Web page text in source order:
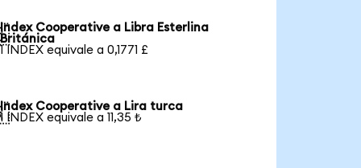
Index Cooperative a Libra Esterlina
Británica
1 INDEX equivale a 0,1771 £
Index Cooperative a Lira turca
1 INDEX equivale a 11,35 ₺